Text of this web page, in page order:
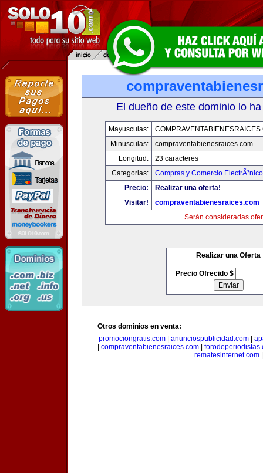
El dueño de este dominio lo
Mayusculas:
Minusculas:
compraventabienesraices.com
Longitud:
23 caracteres
Categorias:
Compras y Comercio ElectrÃ³nico
Precio:
Realizar una oferta!
Visitar!
compraventabienesraices.com
Serán consideradas
Realizar una Oferta
Precio Ofrecido $
Otros dominios en venta:
promociongratis.com
anunciospublicidad.com
compraventabienesraices.com
rematesinternet.com|